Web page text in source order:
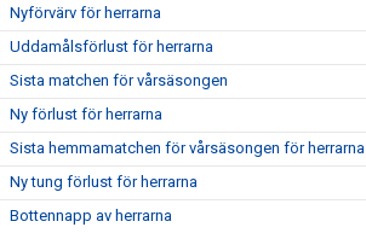
Nyförvärv för herrarna
Uddamålsförlust för herrarna
Sista matchen för vårsäsongen
Ny förlust för herrarna
Sista hemmamatchen för vårsäsongen för herrarna
Ny tung förlust för herrarna
Bottennapp av herrarna